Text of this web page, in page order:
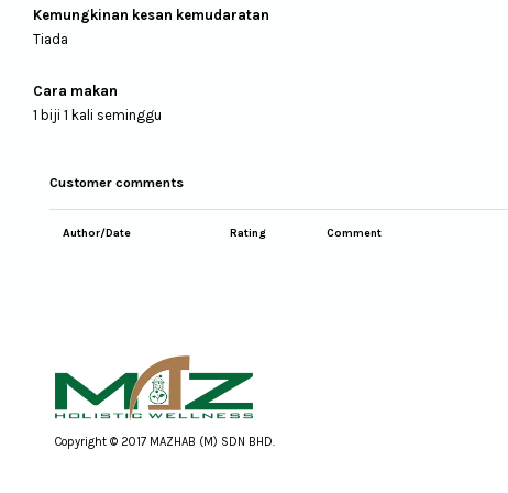
Kemungkinan kesan kemudaratan
Tiada
Cara makan
1 biji 1 kali seminggu
Customer comments
Author/Date Rating Comment
Copyright © 2017 MAZHAB (M) SDN BHD.